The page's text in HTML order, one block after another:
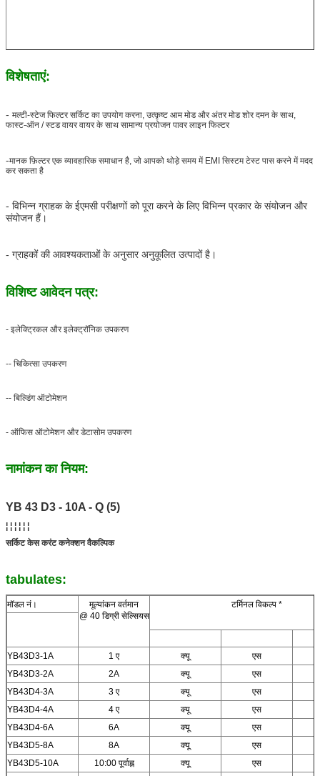
विशेषताएं:
- मल्टी-स्टेज फिल्टर सर्किट का उपयोग करना, उत्कृष्ट आम मोड और अंतर मोड शोर दमन के साथ,
फास्ट-ऑन / स्टड वायर वायर के साथ सामान्य प्रयोजन पावर लाइन फिल्टर
-मानक फ़िल्टर एक व्यावहारिक समाधान है, जो आपको थोड़े समय में EMI सिस्टम टेस्ट पास करने में मदद
कर सकता है
- विभिन्न ग्राहक के ईएमसी परीक्षणों को पूरा करने के लिए विभिन्न प्रकार के संयोजन और
संयोजन हैं।
- ग्राहकों की आवश्यकताओं के अनुसार अनुकूलित उत्पादों है।
विशिष्ट आवेदन पत्र:
- इलेक्ट्रिकल और इलेक्ट्रॉनिक उपकरण
-- चिकित्सा उपकरण
-- बिल्डिंग ऑटोमेशन
- ऑफिस ऑटोमेशन और डेटासोम उपकरण
नामांकन का नियम:
YB 43 D3 - 10A - Q (5)
¦ ¦ ¦ ¦ ¦ ¦
सर्किट केस करंट कनेक्शन वैकल्पिक
tabulates:
मॉडल नं।
मूल्यांकन वर्तमान
@ 40 डिग्री सेल्सियस
टर्मिनल विकल्प *
YB43D3-1A 1 ए क्यू
एस
YB43D3-2A
2A क्यू
एस
YB43D4-3A
3 ए क्यू
एस
YB43D4-4A
4 ए क्यू
एस
YB43D4-6A
6A क्यू
एस
YB43D5-8A
8A क्यू
एस
YB43D5-10A
10:00 पूर्वाह्न क्यू
एस